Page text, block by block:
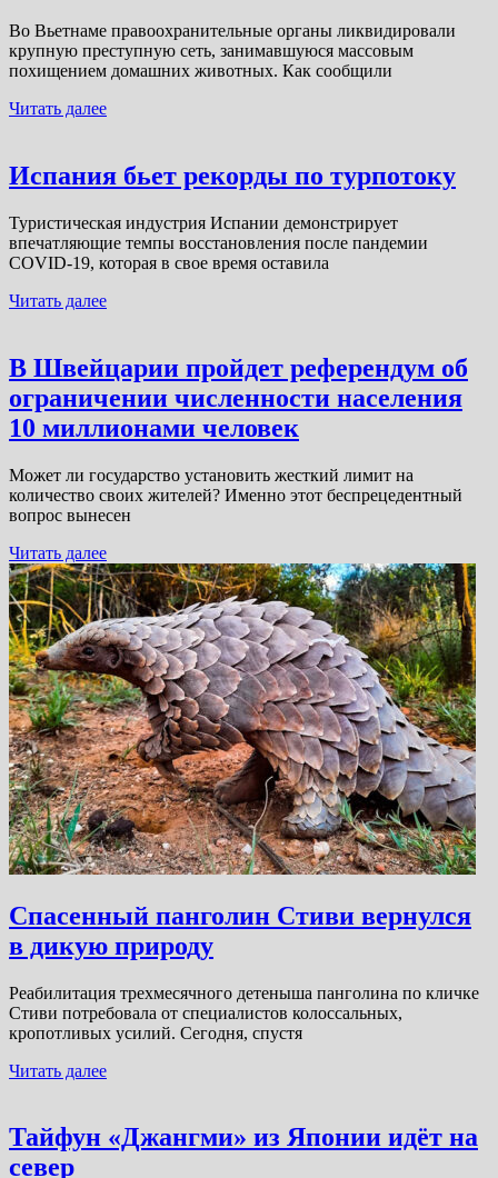
Во Вьетнаме правоохранительные органы ликвидировали
крупную преступную сеть, занимавшуюся массовым
похищением домашних животных. Как сообщили
Читать далее
Испания бьет рекорды по турпотоку
Туристическая индустрия Испании демонстрирует
впечатляющие темпы восстановления после пандемии
COVID-19, которая в свое время оставила
Читать далее
В Швейцарии пройдет референдум об
ограничении численности населения
10 миллионами человек
Может ли государство установить жесткий лимит на
количество своих жителей? Именно этот беспрецедентный
вопрос вынесен
Читать далее
Спасенный панголин Стиви вернулся
в дикую природу
Реабилитация трехмесячного детеныша панголина по кличке
Стиви потребовала от специалистов колоссальных,
кропотливых усилий. Сегодня, спустя
Читать далее
Тайфун «Джангми» из Японии идёт на
север